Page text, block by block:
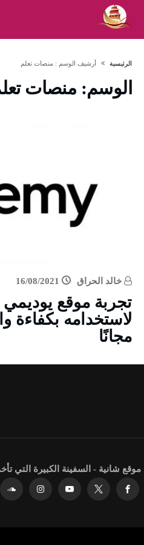
‫الرئيسية‬ ‫أرشيف الوسم :‬ منصات تعلم
الوسم: منصات
خالد الحراق 16/08/2021
لاستخدامه بكفاءة
مجانًا
موقع شانية - السفينة الكبيرة التي